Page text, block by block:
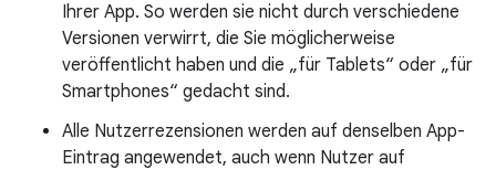
Ihrer App. So werden sie nicht durch verschiedene
Versionen verwirrt, die Sie möglicherweise
veröffentlicht haben und die „für Tablets“ oder „für
Smartphones“ gedacht sind.
Alle Nutzerrezensionen werden auf denselben App-
Eintrag angewendet, auch wenn Nutzer auf